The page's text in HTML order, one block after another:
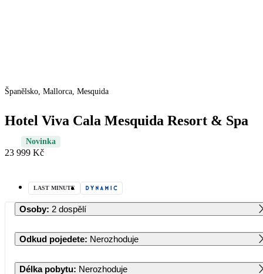
Španělsko, Mallorca, Mesquida
Hotel Viva Cala Mesquida Resort & Spa
Novinka
23 999 Kč
LAST MINUTE
Osoby: 2 dospělí
Odkud pojedete: Nerozhoduje
Délka pobytu: Nerozhoduje